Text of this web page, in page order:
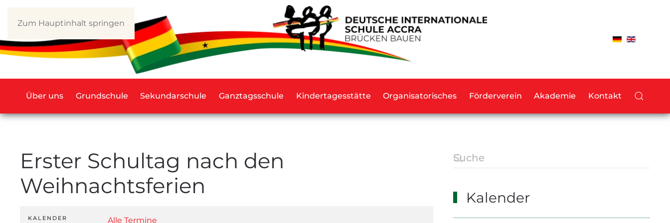
Zum Hauptinhalt springen
Über uns Grundschule Sekundarschule Ganztagsschule Kindertagesstätte Organisatorisches Förderverein Akademie Kontakt
Erster Schultag nach den
Weihnachtsferien
KALENDER Alle Termine
Kalender